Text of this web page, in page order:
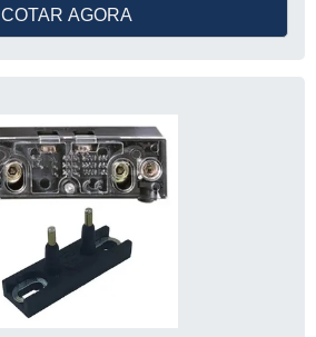
COTAR AGORA